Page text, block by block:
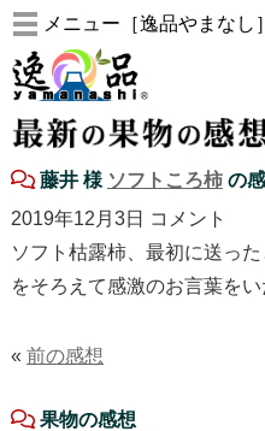
メニュー［逸品やまなし］
藤井 様 ソフトころ柿の
2019年12月3日 コメント
ソフト枯露柿、最初に送っ
をそろえて感激のお言葉をい
« 前の感想
果物の感想